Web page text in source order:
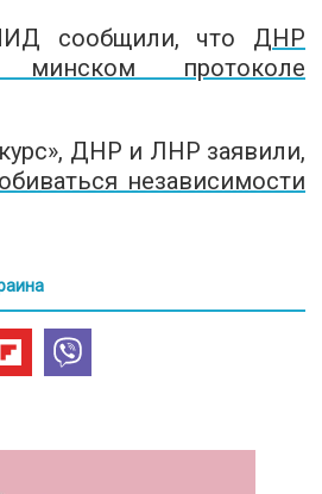
сообщили, что ДНР
протоколе
ДНР и ЛНР заявили,
независимости